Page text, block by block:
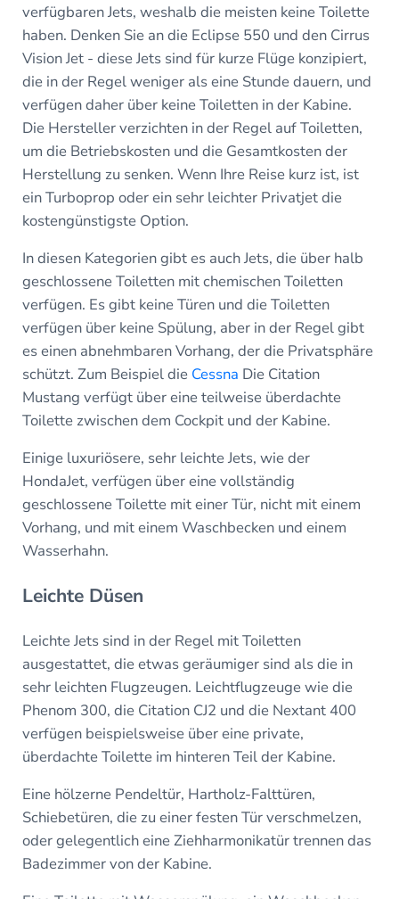
verfügbaren Jets, weshalb die meisten keine Toilette
haben. Denken Sie an die Eclipse 550 und den Cirrus
Vision Jet - diese Jets sind für kurze Flüge konzipiert,
die in der Regel weniger als eine Stunde dauern, und
verfügen daher über keine Toiletten in der Kabine.
Die Hersteller verzichten in der Regel auf Toiletten,
um die Betriebskosten und die Gesamtkosten der
Herstellung zu senken. Wenn Ihre Reise kurz ist, ist
ein Turboprop oder ein sehr leichter Privatjet die
kostengünstigste Option.
In diesen Kategorien gibt es auch Jets, die über halb
geschlossene Toiletten mit chemischen Toiletten
verfügen. Es gibt keine Türen und die Toiletten
verfügen über keine Spülung, aber in der Regel gibt
es einen abnehmbaren Vorhang, der die Privatsphäre
schützt. Zum Beispiel die Cessna Die Citation
Mustang verfügt über eine teilweise überdachte
Toilette zwischen dem Cockpit und der Kabine.
Einige luxuriösere, sehr leichte Jets, wie der
HondaJet, verfügen über eine vollständig
geschlossene Toilette mit einer Tür, nicht mit einem
Vorhang, und mit einem Waschbecken und einem
Wasserhahn.
Leichte Düsen
Leichte Jets sind in der Regel mit Toiletten
ausgestattet, die etwas geräumiger sind als die in
sehr leichten Flugzeugen. Leichtflugzeuge wie die
Phenom 300, die Citation CJ2 und die Nextant 400
verfügen beispielsweise über eine private,
überdachte Toilette im hinteren Teil der Kabine.
Eine hölzerne Pendeltür, Hartholz-Falttüren,
Schiebetüren, die zu einer festen Tür verschmelzen,
oder gelegentlich eine Ziehharmonikatür trennen das
Badezimmer von der Kabine.